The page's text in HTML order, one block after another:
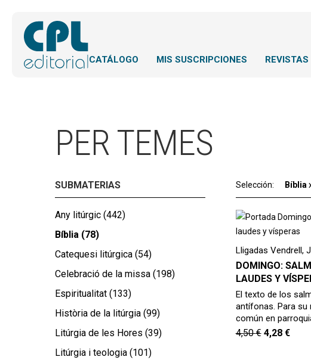
CATÁLOGO MIS SUSCRIPCIONES REVISTAS
PER TEMES
SUBMATERIAS
Any litúrgic (442)
Bíblia (78)
Catequesi litúrgica (54)
Celebració de la missa (198)
Espiritualitat (133)
Història de la litúrgia (99)
Litúrgia de les Hores (39)
Litúrgia i teologia (101)
Selección: Bíblia
Lligadas Vendrell,
DOMINGO:
LAUDES Y
El texto de los
antífonas. Para su
común en
4,50€ 4,28 €